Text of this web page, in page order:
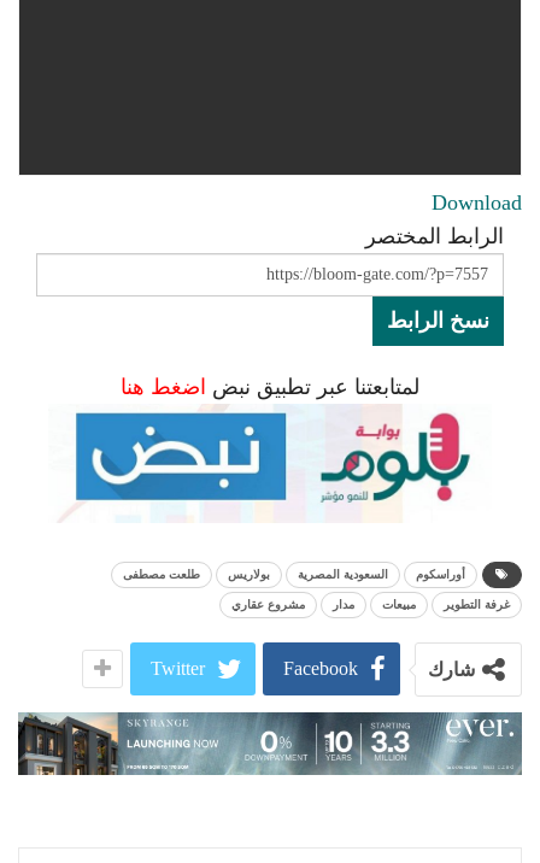
Download
الرابط المختصر
نسخ الرابط
لمتابعتنا عبر تطبيق نبض اضغط هنا
أوراسكوم السعودية المصرية بولاريس طلعت مصطفى
غرفة التطوير مبيعات مدار مشروع عقاري
شارك Facebook
Twitter